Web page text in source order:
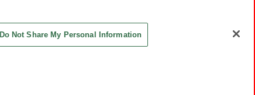
Do Not Share My Personal Information